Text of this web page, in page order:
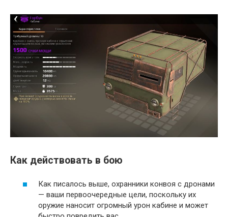
Как действовать в бою
Как писалось выше, охранники конвоя с дронами
— ваши первоочередные цели, поскольку их
оружие наносит огромный урон кабине и может